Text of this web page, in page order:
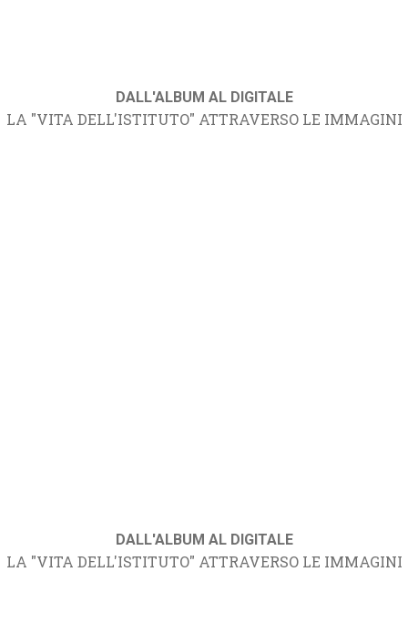
DALL'ALBUM AL DIGITALE
LA "VITA DELL'ISTITUTO" ATTRAVERSO LE IMMAGINI
DALL'ALBUM AL DIGITALE
LA "VITA DELL'ISTITUTO" ATTRAVERSO LE IMMAGINI